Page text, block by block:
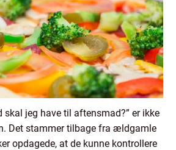
skal jeg have til aftensmad?” er ikke
Det stammer tilbage fra ældgamle
opdagede, at de kunne kontrollere